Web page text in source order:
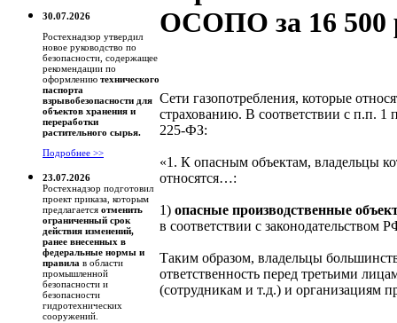
30.07.2026
Ростехнадзор утвердил
новое руководство по
безопасности, содержащее
рекомендации по
оформлению технического
паспорта
взрывобезопасности для
объектов хранения и
переработки
растительного сырья.
Подробнее >>
23.07.2026
Ростехнадзор подготовил
проект приказа, которым
предлагается отменить
ограниченный срок
действия изменений,
ранее внесенных в
федеральные нормы и
правила в области
промышленной
безопасности и
безопасности
гидротехнических
сооружений.
ОСОПО за 16 500
Сети газопотребления, которые
страхованию. В соответствии с п.п. 1
225-ФЗ:
«1. К опасным объектам, владельцы
относятся…:
1) опасные производственные
в соответствии с
Таким образом, владельцы
ответственность перед третьими
(сотрудникам и т.д.) и организациям